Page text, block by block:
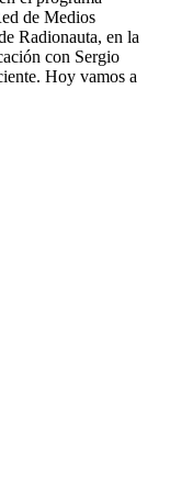
de Medios
Radionauta, en la
con Sergio
Hoy vamos a